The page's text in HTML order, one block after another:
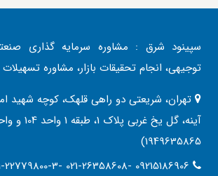
سپینود شرق : مشاوره سرمایه گذاری
توجیهی، انجام تحقیقات بازار، مشاوره تسهیلات
تهران، شریعتی دو راهی قلهک، کوچه شهید
1949635865)
22779800-3- 021-26358608- 09215186906